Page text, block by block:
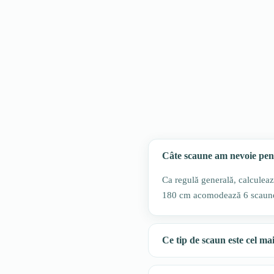
Câte scaune am nevoie
Ca regulă generală,
180 cm acomodează 6
Ce tip de scaun este cel